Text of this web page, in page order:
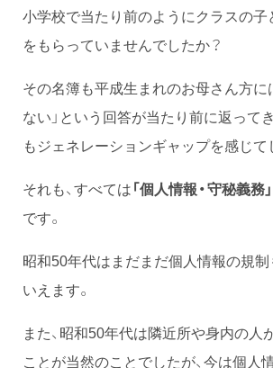
小学校で当たり前のようにクラスの
をもらっていませんでしたか？
その名簿も平成生まれのお母さん方に
ない」という回答が当たり前に返って
もジェネレーションギャップを感じて
それも、すべては「個人情報・守秘義務」
です。
昭和50年代はまだまだ個人情報の規
いえます。
また、昭和50年代は隣近所や身内の人
ことが当然のことでしたが、今は個人